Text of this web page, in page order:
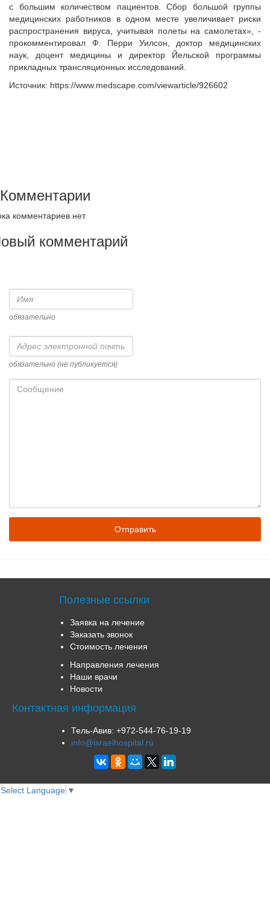
с большим количеством пациентов. Сбор большой группы
медицинских работников в одном месте увеличивает риски
распространения вируса, учитывая полеты на самолетах», -
прокомментировал Ф. Перри Уилсон, доктор медицинских
наук, доцент медицины и директор Йельской программы
прикладных трансляционных исследований.
Источник: https://www.medscape.com/viewarticle/926602
Комментарии
комментариев нет
комментарий
Имя
обязательно
Адрес
электронной
почты
обязательно (не публикуется)
Сообщение
Полезные ссылки
Заявка на лечение
Заказать звонок
Стоимость лечения
Направления лечения
Наши врачи
Новости
Контактная информация
Тель-Авив: +972-544-76-19-19
info@israelhospital.ru
Select Language ▼